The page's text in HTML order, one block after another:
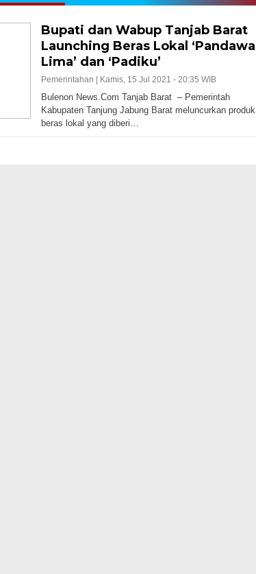
Bupati dan Wabup Tanjab Barat
Launching Beras Lokal ‘Pandawa
Lima’ dan ‘Padiku’
Pemerintahan | Kamis, 15 Jul 2021 - 20:35 WIB
Bulenon News.Com Tanjab Barat – Pemerintah
Kabupaten Tanjung Jabung Barat meluncurkan produk
beras lokal yang diberi…